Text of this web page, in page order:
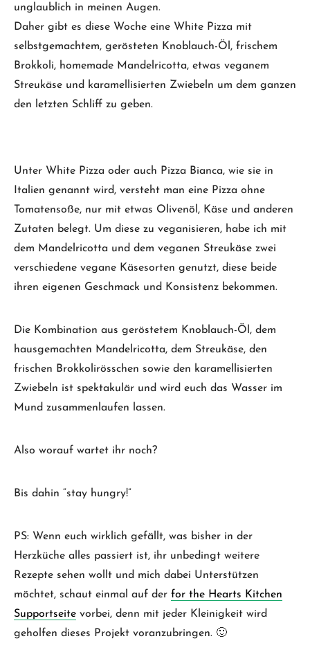
unglaublich in meinen Augen.
Daher gibt es diese Woche eine White Pizza mit
selbstgemachtem, gerösteten Knoblauch-Öl, frischem
Brokkoli, homemade Mandelricotta, etwas veganem
Streukäse und karamellisierten Zwiebeln um dem ganzen
den letzten Schliff zu geben.
Unter White Pizza oder auch Pizza Bianca, wie sie in
Italien genannt wird, versteht man eine Pizza ohne
Tomatensoße, nur mit etwas Olivenöl, Käse und anderen
Zutaten belegt. Um diese zu veganisieren, habe ich mit
dem Mandelricotta und dem veganen Streukäse zwei
verschiedene vegane Käsesorten genutzt, diese beide
ihren eigenen Geschmack und Konsistenz bekommen.
Die Kombination aus geröstetem Knoblauch-Öl, dem
hausgemachten Mandelricotta, dem Streukäse, den
frischen Brokkolirösschen sowie den karamellisierten
Zwiebeln ist spektakulär und wird euch das Wasser im
Mund zusammenlaufen lassen.
Also worauf wartet ihr noch?
Bis dahin “stay hungry!”
PS: Wenn euch wirklich gefällt, was bisher in der
Herzküche alles passiert ist, ihr unbedingt weitere
Rezepte sehen wollt und mich dabei Unterstützen
möchtet, schaut einmal auf der for the Hearts Kitchen
Supportseite vorbei, denn mit jeder Kleinigkeit wird
geholfen dieses Projekt voranzubringen. 🙂